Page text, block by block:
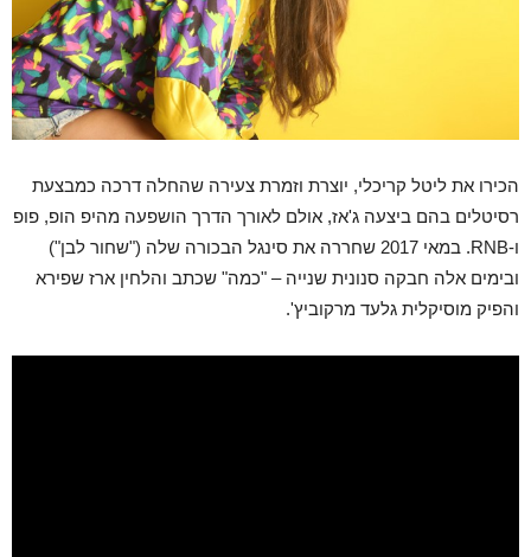
הכירו את ליטל קריכלי, יוצרת וזמרת צעירה שהחלה דרכה כמבצעת
רסיטלים בהם ביצעה ג'אז, אולם לאורך הדרך הושפעה מהיפ הופ, פופ
ו-RNB. במאי 2017 שחררה את סינגל הבכורה שלה ("שחור לבן")
ובימים אלה חבקה סנונית שנייה – "כמה" שכתב והלחין ארז שפירא
והפיק מוסיקלית גלעד מרקוביץ'.